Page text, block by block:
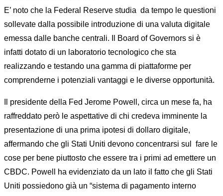
E’ noto che la Federal Reserve studia da tempo le questioni
sollevate dalla possibile introduzione di una valuta digitale
emessa dalle banche centrali. Il Board of Governors si è
infatti dotato di un laboratorio tecnologico che sta
realizzando e testando una gamma di piattaforme per
comprenderne i potenziali vantaggi e le diverse opportunità.
Il presidente della Fed Jerome Powell, circa un mese fa, ha
raffreddato però le aspettative di chi credeva imminente la
presentazione di una prima ipotesi di dollaro digitale,
affermando che gli Stati Uniti devono concentrarsi sul fare le
cose per bene piuttosto che essere tra i primi ad emettere un
CBDC. Powell ha evidenziato da un lato il fatto che gli Stati
Uniti possiedono già un “sistema di pagamento interno